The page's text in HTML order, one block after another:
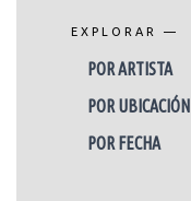
EXPLORAR —
POR ARTISTA
POR UBICACIÓN
POR FECHA